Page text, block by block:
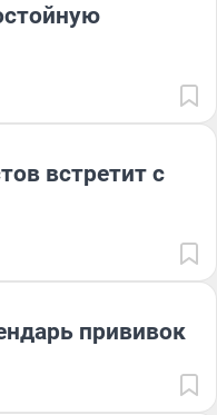
встретит с
прививок